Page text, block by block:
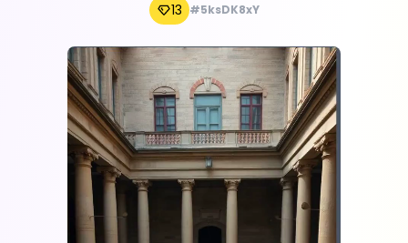
13 #5ksDK8xY